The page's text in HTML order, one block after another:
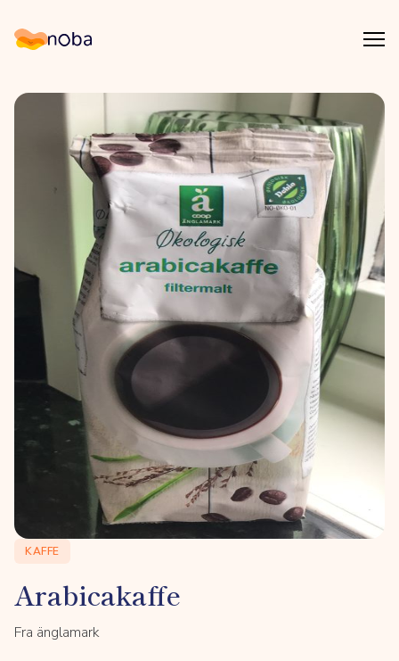
Noba
KAFFE
Arabicakaffe
Fra änglamark